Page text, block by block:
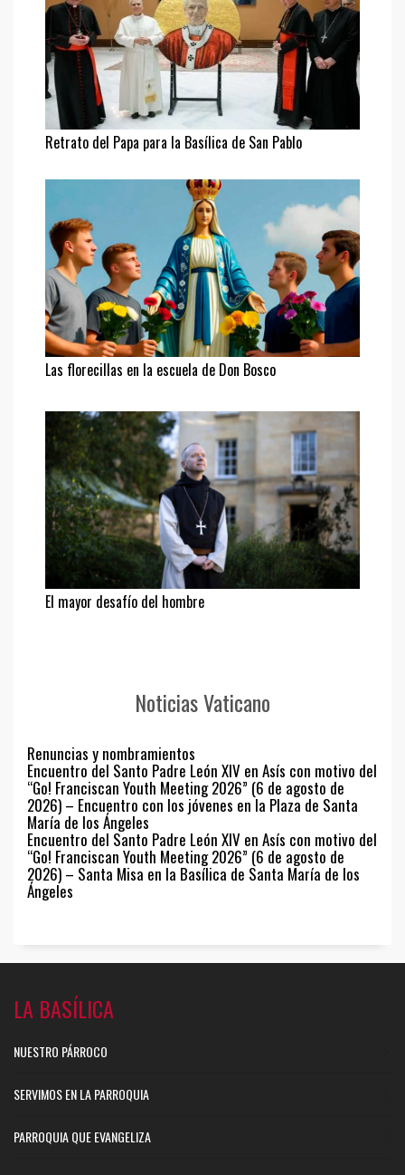
Retrato del Papa para la Basílica de San Pablo
Las florecillas en la escuela de Don Bosco
El mayor desafío del hombre
Noticias Vaticano
Renuncias y nombramientos
Encuentro del Santo Padre León XIV en Asís con motivo del
“Go! Franciscan Youth Meeting 2026” (6 de agosto de
2026) – Encuentro con los jóvenes en la Plaza de Santa
María de los Ángeles
Encuentro del Santo Padre León XIV en Asís con motivo del
“Go! Franciscan Youth Meeting 2026” (6 de agosto de
2026) – Santa Misa en la Basílica de Santa María de los
Ángeles
LA BASÍLICA
NUESTRO PÁRROCO
SERVIMOS EN LA PARROQUIA
PARROQUIA QUE EVANGELIZA